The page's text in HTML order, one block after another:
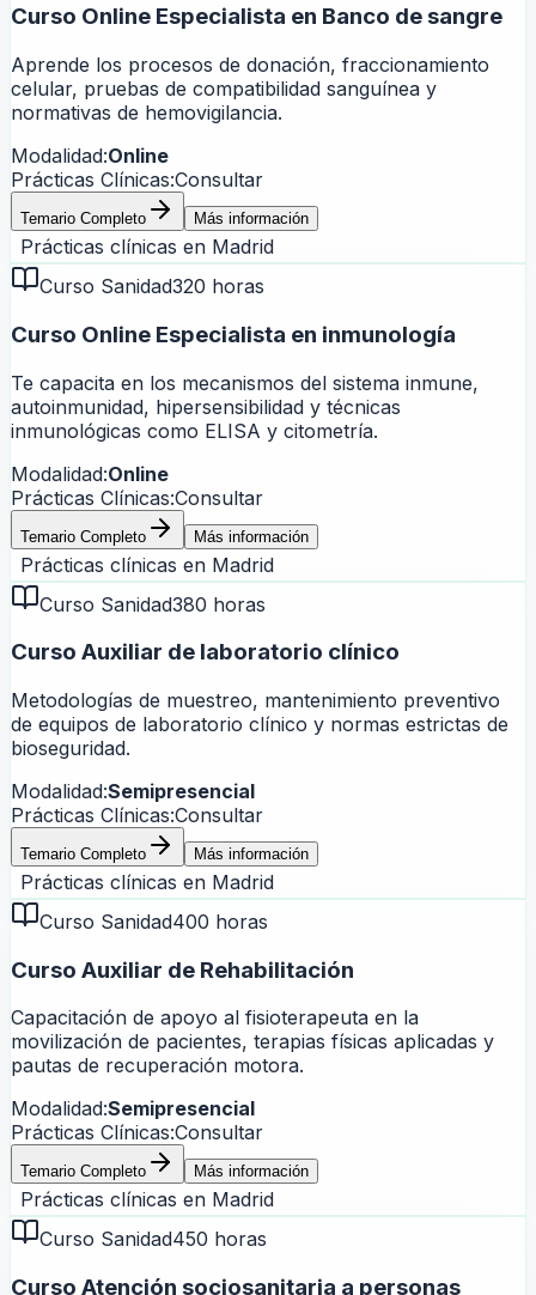
Curso Online Especialista en Banco de sangre
Aprende los procesos de donación, fraccionamiento
celular, pruebas de compatibilidad sanguínea y
normativas de hemovigilancia.
Modalidad:Online
Prácticas Clínicas:Consultar
Temario Completo Más información
Prácticas clínicas en Madrid
Curso Sanidad320 horas
Curso Online Especialista en inmunología
Te capacita en los mecanismos del sistema inmune,
autoinmunidad, hipersensibilidad y técnicas
inmunológicas como ELISA y citometría.
Modalidad:Online
Prácticas Clínicas:Consultar
Temario Completo Más información
Prácticas clínicas en Madrid
Curso Sanidad380 horas
Curso Auxiliar de laboratorio clínico
Metodologías de muestreo, mantenimiento preventivo
de equipos de laboratorio clínico y normas estrictas de
bioseguridad.
Modalidad:Semipresencial
Prácticas Clínicas:Consultar
Temario Completo Más información
Prácticas clínicas en Madrid
Curso Sanidad400 horas
Curso Auxiliar de Rehabilitación
Capacitación de apoyo al fisioterapeuta en la
movilización de pacientes, terapias físicas aplicadas y
pautas de recuperación motora.
Modalidad:Semipresencial
Prácticas Clínicas:Consultar
Temario Completo Más información
Prácticas clínicas en Madrid
Curso Sanidad450 horas
Curso Atención sociosanitaria a personas